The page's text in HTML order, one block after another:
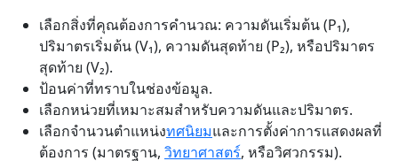
เลือกสิ่งที่คุณต้องการคำนวณ: ความดันเริ่มต้น (P₁),
ปริมาตรเริ่มต้น (V₁), ความดันสุดท้าย (P₂), หรือปริมาตร
สุดท้าย (V₂).
ป้อนค่าที่ทราบในช่องข้อมูล.
เลือกหน่วยที่เหมาะสมสำหรับความดันและปริมาตร.
เลือกจำนวนตำแหน่งทศนิยมและการตั้งค่าการแสดงผลที่
ต้องการ (มาตรฐาน, วิทยาศาสตร์, หรือวิศวกรรม).